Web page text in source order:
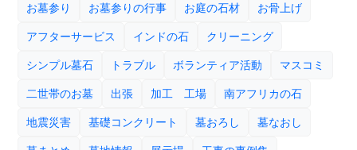
お墓参り お墓参りの行事 お庭の石材 お骨上げ
アフターサービス インドの石 クリーニング
シンプル墓石 トラブル ボランティア活動 マスコミ
二世帯のお墓 出張 加工 工場 南アフリカの石
地震災害 基礎コンクリート 墓おろし 墓なおし